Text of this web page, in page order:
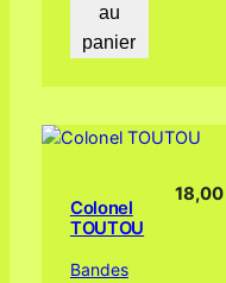
au
panier
Colonel
TOUTOU
Bandes
18,00